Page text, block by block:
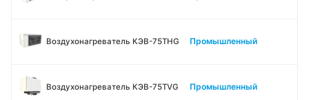
Воздухонагреватель КЭВ-75THG Промышленный
Воздухонагреватель КЭВ-75TVG Промышленный